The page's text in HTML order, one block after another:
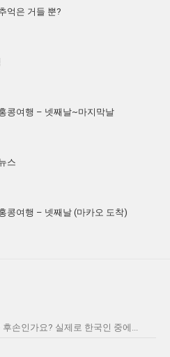
억은 거들 뿐?
콩여행 – 넷째날~마지막날
스
콩여행 – 넷째날 (마카오 도착)
손인가요? 실제로 한국인 중에...